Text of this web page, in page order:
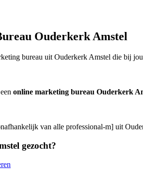
Ouderkerk Amstel
bureau uit Ouderkerk Amstel die bij
online marketing bureau Ouderkerk
van alle professional-m] uit
gezocht?